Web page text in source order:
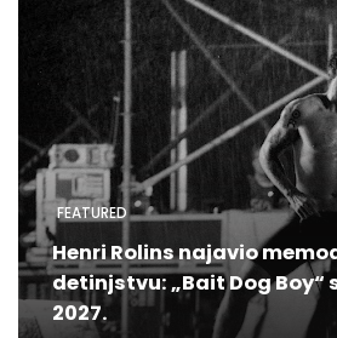
FEATURED
Henri Rolins najavio
detinjstvu: „Bait Dog Boy“
2027.